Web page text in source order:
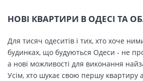
НОВІ КВАРТИРИ В ОДЕСІ ТА
Для тисяч одеситів і тих, хто хоче
будинках, що будуються Одеси - не
а нові можливості для виконання
Усім, хто шукає свою першу